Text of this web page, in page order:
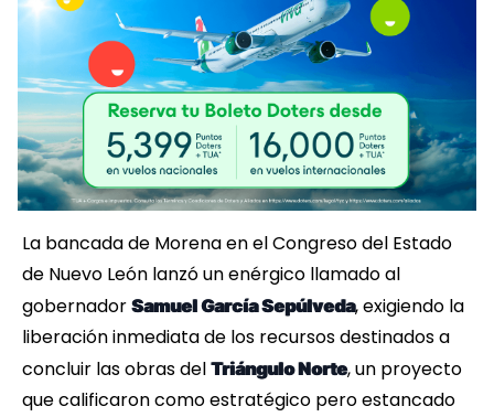
La bancada de Morena en el Congreso del Estado
de Nuevo León lanzó un enérgico llamado al
gobernador Samuel García Sepúlveda, exigiendo la
liberación inmediata de los recursos destinados a
concluir las obras del Triángulo Norte, un proyecto
que calificaron como estratégico pero estancado